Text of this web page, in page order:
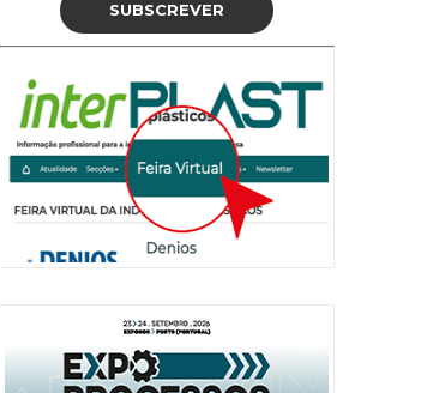
SUBSCREVER